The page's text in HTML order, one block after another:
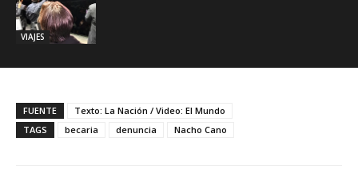
VIAJES
FUENTE
Texto: La Nación / Video: El Mundo
TAGS
becaria denuncia Nacho Cano